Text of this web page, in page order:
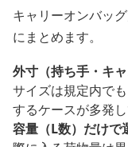
キャリーオンバッ
にまとめます。
外寸（持ち手・キ
サイズは規定内で
するケースが多発し
容量（L数）だけで